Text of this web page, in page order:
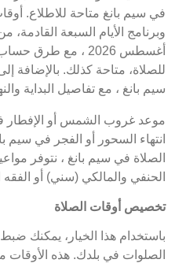
أغسطس 2026 ، مع
للصلاة، متاحة كذلك. بالإضافة
سيم بانغ ، مع تفاصيل البداية
الصلاة في سيم بانغ ، نتوفر
الحنفي والمالكي (سني) أو
تخصيص أوقات الصلاة
باستخدام هذا الخيار، يمكنك
الصلوات في بلدك. هذه الأوقات